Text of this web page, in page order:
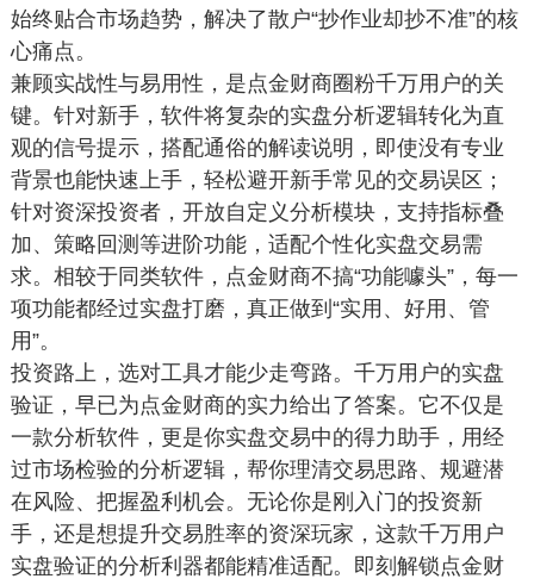
始终贴合市场趋势，解决了散户“抄作业却抄不准”的核
心痛点。
兼顾实战性与易用性，是点金财商圈粉千万用户的关
键。针对新手，软件将复杂的实盘分析逻辑转化为直
观的信号提示，搭配通俗的解读说明，即使没有专业
背景也能快速上手，轻松避开新手常见的交易误区；
针对资深投资者，开放自定义分析模块，支持指标叠
加、策略回测等进阶功能，适配个性化实盘交易需
求。相较于同类软件，点金财商不搞“功能噱头”，每一
项功能都经过实盘打磨，真正做到“实用、好用、管
用”。
投资路上，选对工具才能少走弯路。千万用户的实盘
验证，早已为点金财商的实力给出了答案。它不仅是
一款分析软件，更是你实盘交易中的得力助手，用经
过市场检验的分析逻辑，帮你理清交易思路、规避潜
在风险、把握盈利机会。无论你是刚入门的投资新
手，还是想提升交易胜率的资深玩家，这款千万用户
实盘验证的分析利器都能精准适配。即刻解锁点金财